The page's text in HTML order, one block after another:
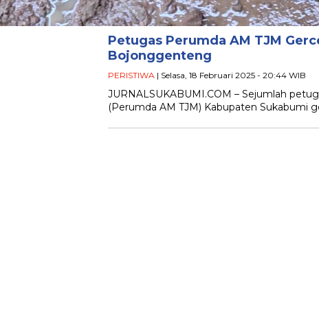
Petugas Perumda AM TJM
Bojonggenteng
PERISTIWA | Selasa, 18 Februari 2025 - 20:44 WIB
JURNALSUKABUMI.COM – Sejumlah
(Perumda AM TJM) Kabupaten Sukabumi